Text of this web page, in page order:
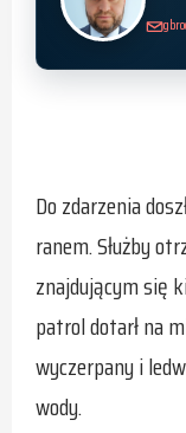
Do zdarzenia
ranem. Służby
znajdującym się
patrol dotarł na
wyczerpany i
wody.